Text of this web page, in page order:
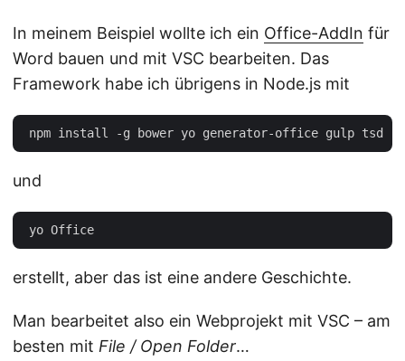
In meinem Beispiel wollte ich ein Office-AddIn für
Word bauen und mit VSC bearbeiten. Das
Framework habe ich übrigens in Node.js mit
und
erstellt, aber das ist eine andere Geschichte.
Man bearbeitet also ein Webprojekt mit VSC – am
besten mit File / Open Folder…